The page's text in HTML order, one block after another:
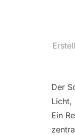
Der
Licht,
Ein